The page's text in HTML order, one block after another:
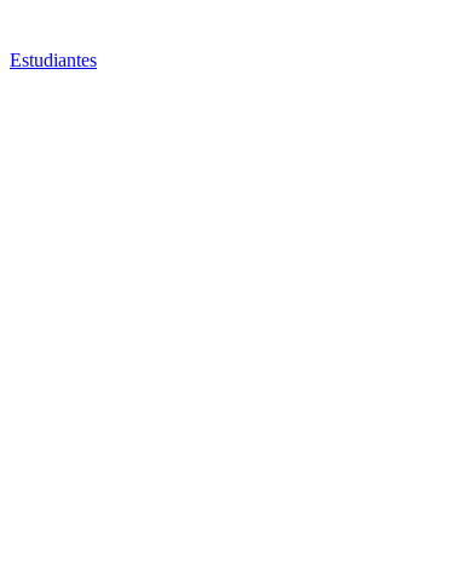
Estudiantes